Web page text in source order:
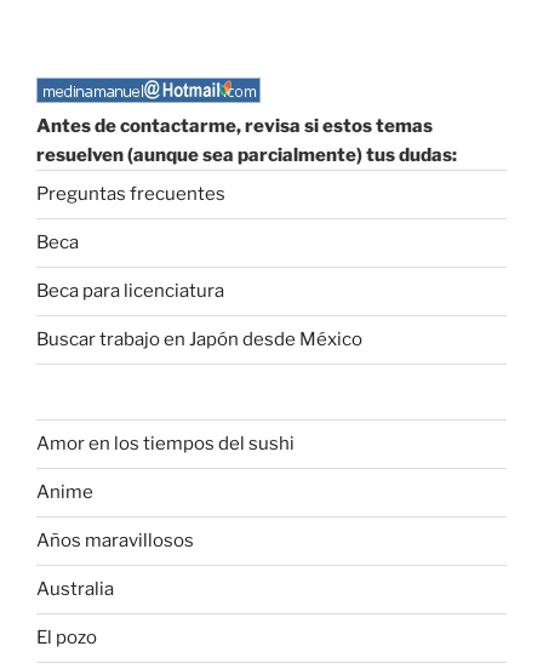
Antes de contactarme, revisa si estos temas
resuelven (aunque sea parcialmente) tus dudas:
Preguntas frecuentes
Beca
Beca para licenciatura
Buscar trabajo en Japón desde México
Amor en los tiempos del sushi
Anime
Años maravillosos
Australia
El pozo